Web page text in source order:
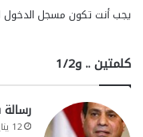
يجب أنت تكون مسجل الدخول
كلمتين .. و1/2
12 يناير، 2025